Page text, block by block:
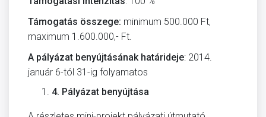
Támogatás összege: minimum 500.000 Ft,
maximum 1.600.000,- Ft.
A pályázat benyújtásának határideje: 2014.
január 6-tól 31-ig folyamatos
4. Pályázat benyújtása